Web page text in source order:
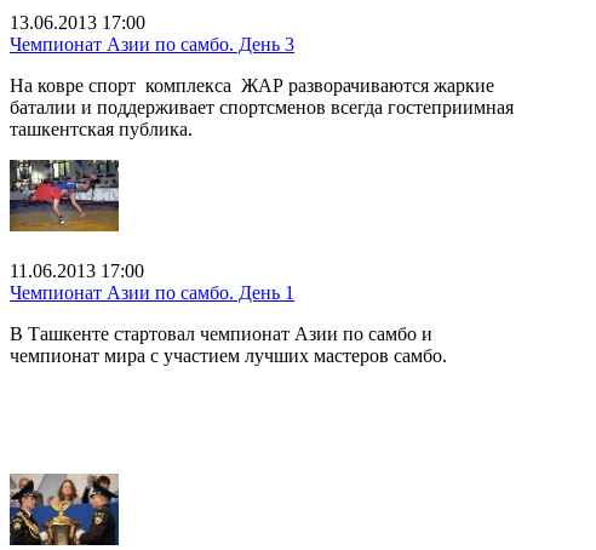
13.06.2013 17:00
Чемпионат Азии по самбо. День 3
На ковре спорт комплекса ЖАР разворачиваются жаркие
баталии и поддерживает спортсменов всегда гостеприимная
ташкентская публика.
11.06.2013 17:00
Чемпионат Азии по самбо. День 1
В Ташкенте стартовал чемпионат Азии по самбо и
чемпионат мира с участием лучших мастеров самбо.